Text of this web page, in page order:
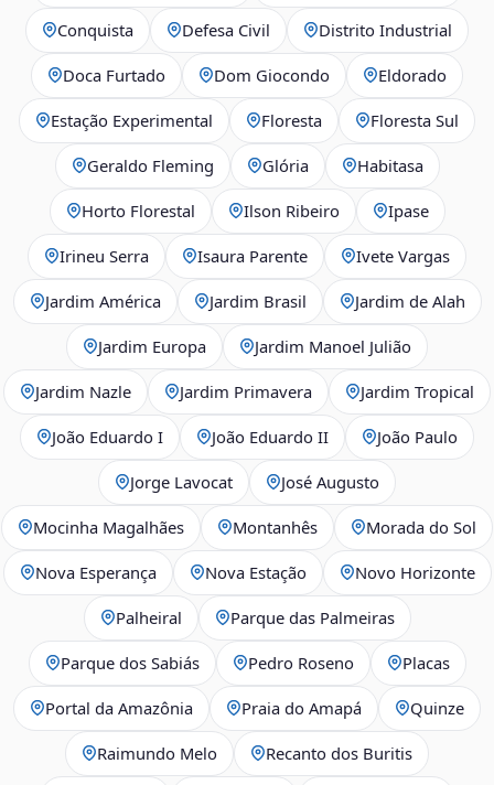
Conquista Defesa Civil Distrito Industrial
Doca Furtado Dom Giocondo Eldorado
Estação Experimental Floresta Floresta Sul
Geraldo Fleming Glória Habitasa
Horto Florestal Ilson Ribeiro Ipase
Irineu Serra Isaura Parente Ivete Vargas
Jardim América Jardim Brasil Jardim de Alah
Jardim Europa Jardim Manoel Julião
Jardim Nazle Jardim Primavera Jardim Tropical
João Eduardo I João Eduardo II João Paulo
Jorge Lavocat José Augusto
Mocinha Magalhães Montanhês Morada do Sol
Nova Esperança Nova Estação Novo Horizonte
Palheiral Parque das Palmeiras
Parque dos Sabiás Pedro Roseno Placas
Portal da Amazônia Praia do Amapá Quinze
Raimundo Melo Recanto dos Buritis